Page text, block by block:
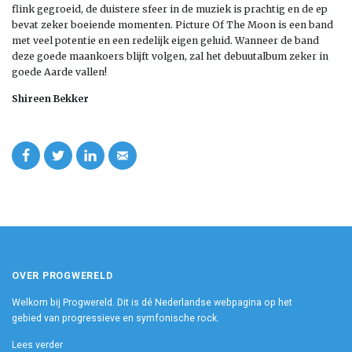
flink gegroeid, de duistere sfeer in de muziek is prachtig en de ep
bevat zeker boeiende momenten. Picture Of The Moon is een band
met veel potentie en een redelijk eigen geluid. Wanneer de band
deze goede maankoers blijft volgen, zal het debuutalbum zeker in
goede Aarde vallen!
Shireen Bekker
OVER PROGWERELD
Welkom bij Progwereld. Dit is dé Nederlandse webpagina op het
gebied van progressieve en symfonische rock.
Lees verder